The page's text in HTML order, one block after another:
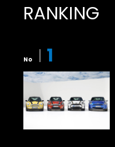
RANKING
No 1